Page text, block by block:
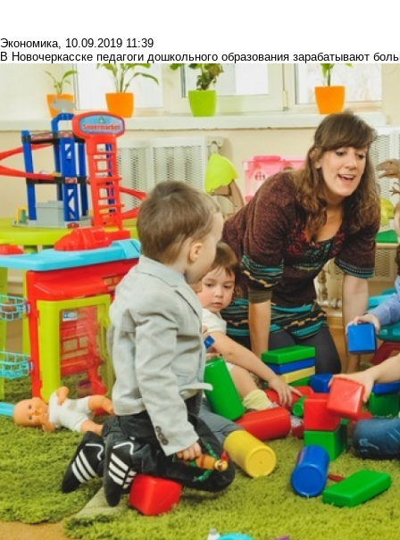
Экономика, 10.09.2019 11:39
В Новочеркасске педагоги дошкольного образования зарабатывают